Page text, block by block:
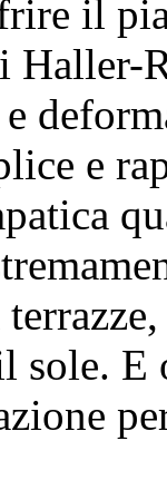
il
Haller-
e
sole. E